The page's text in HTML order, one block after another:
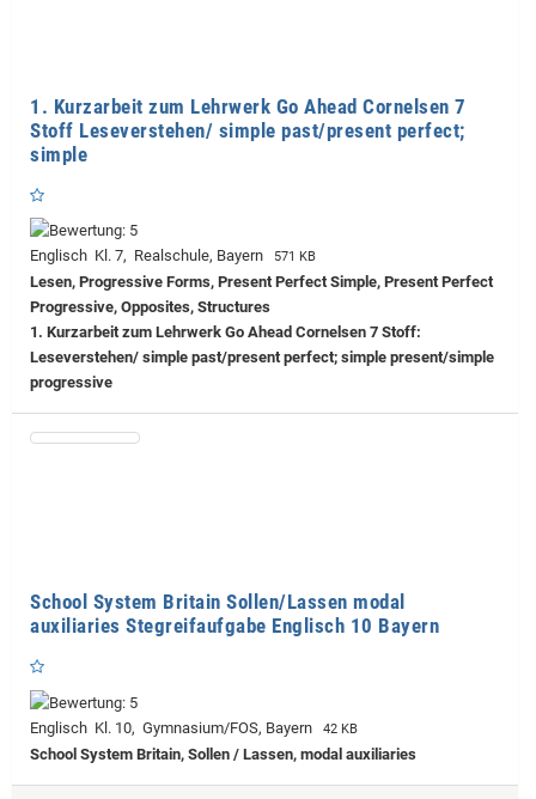
1. Kurzarbeit zum Lehrwerk Go Ahead Cornelsen 7
Stoff Leseverstehen/ simple past/present perfect;
simple
Englisch Kl. 7, Realschule, Bayern 571 KB
Lesen, Progressive Forms, Present Perfect Simple, Present Perfect
Progressive, Opposites, Structures
1. Kurzarbeit zum Lehrwerk Go Ahead Cornelsen 7 Stoff:
Leseverstehen/ simple past/present perfect; simple present/simple
progressive
School System Britain Sollen/Lassen modal
auxiliaries Stegreifaufgabe Englisch 10 Bayern
Englisch Kl. 10, Gymnasium/FOS, Bayern 42 KB
School System Britain, Sollen / Lassen, modal auxiliaries